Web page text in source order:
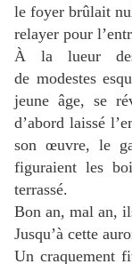
le foyer brûlait
relayer pour
À la lueur
de modestes
jeune âge, se
d’abord laissé
son œuvre, le
figuraient les
terrassé.
Bon an, mal an,
Jusqu’à cette
Un craquement